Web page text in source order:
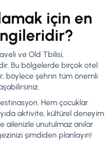
için en
ve Old Tbilisi,
Bu bölgelerde birçok otel
böylece şehrin tüm önemli
Hem çocuklar
aktivite, kültürel deneyim
ailenizle unutulmaz anılar
şimdiden planlayın!